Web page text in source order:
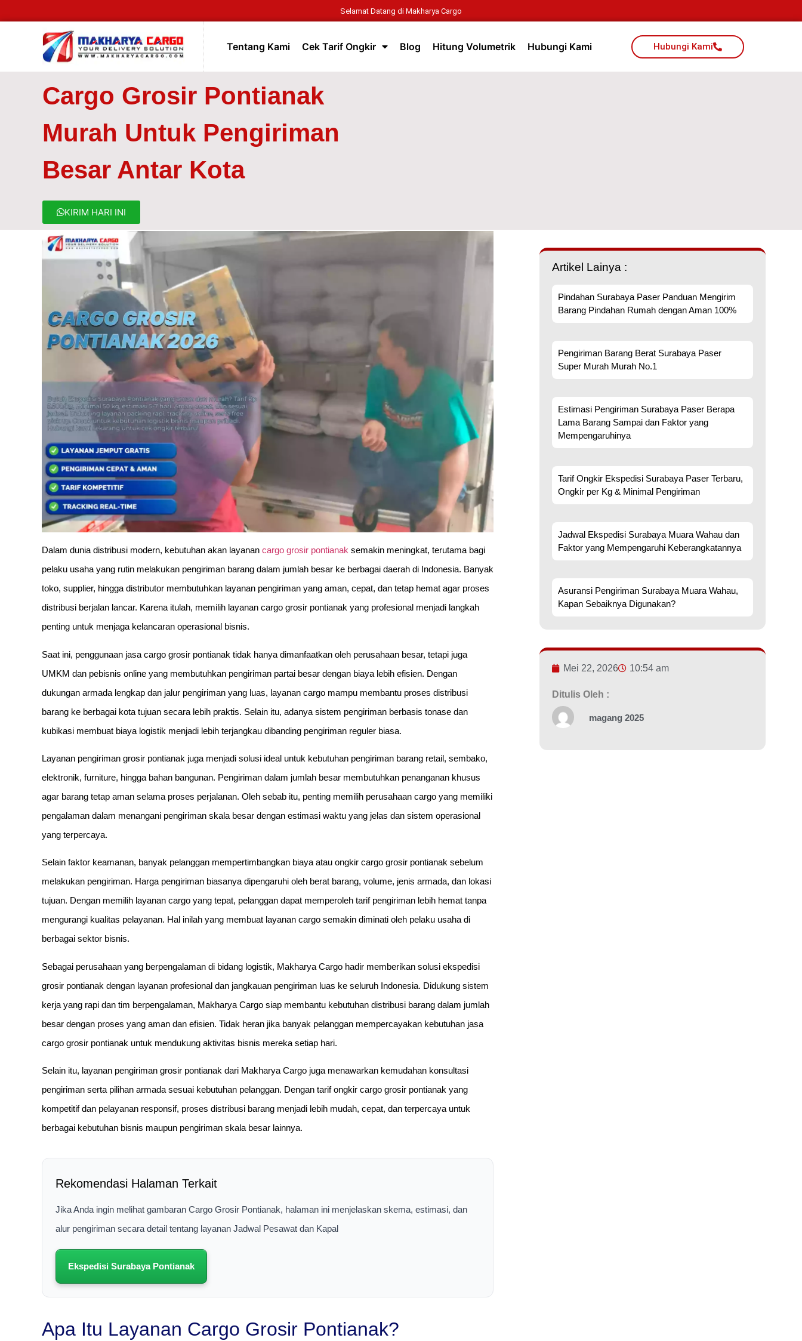
Selamat Datang di Makharya Cargo
Tentang Kami Cek Tarif Ongkir Blog Hitung Volumetrik Hubungi Kami Hubungi Kami
Cargo Grosir Pontianak
Murah Untuk Pengiriman
Besar Antar Kota
KIRIM HARI INI
Dalam dunia distribusi modern, kebutuhan akan layanan cargo grosir pontianak semakin meningkat, terutama bagi
pelaku usaha yang rutin melakukan pengiriman barang dalam jumlah besar ke berbagai daerah di Indonesia. Banyak
toko, supplier, hingga distributor membutuhkan layanan pengiriman yang aman, cepat, dan tetap hemat agar proses
distribusi berjalan lancar. Karena itulah, memilih layanan cargo grosir pontianak yang profesional menjadi langkah
penting untuk menjaga kelancaran operasional bisnis.
Saat ini, penggunaan jasa cargo grosir pontianak tidak hanya dimanfaatkan oleh perusahaan besar, tetapi juga
UMKM dan pebisnis online yang membutuhkan pengiriman partai besar dengan biaya lebih efisien. Dengan
dukungan armada lengkap dan jalur pengiriman yang luas, layanan cargo mampu membantu proses distribusi
barang ke berbagai kota tujuan secara lebih praktis. Selain itu, adanya sistem pengiriman berbasis tonase dan
kubikasi membuat biaya logistik menjadi lebih terjangkau dibanding pengiriman reguler biasa.
Layanan pengiriman grosir pontianak juga menjadi solusi ideal untuk kebutuhan pengiriman barang retail, sembako,
elektronik, furniture, hingga bahan bangunan. Pengiriman dalam jumlah besar membutuhkan penanganan khusus
agar barang tetap aman selama proses perjalanan. Oleh sebab itu, penting memilih perusahaan cargo yang memiliki
pengalaman dalam menangani pengiriman skala besar dengan estimasi waktu yang jelas dan sistem operasional
yang terpercaya.
Selain faktor keamanan, banyak pelanggan mempertimbangkan biaya atau ongkir cargo grosir pontianak sebelum
melakukan pengiriman. Harga pengiriman biasanya dipengaruhi oleh berat barang, volume, jenis armada, dan lokasi
tujuan. Dengan memilih layanan cargo yang tepat, pelanggan dapat memperoleh tarif pengiriman lebih hemat tanpa
mengurangi kualitas pelayanan. Hal inilah yang membuat layanan cargo semakin diminati oleh pelaku usaha di
berbagai sektor bisnis.
Sebagai perusahaan yang berpengalaman di bidang logistik, Makharya Cargo hadir memberikan solusi ekspedisi
grosir pontianak dengan layanan profesional dan jangkauan pengiriman luas ke seluruh Indonesia. Didukung sistem
kerja yang rapi dan tim berpengalaman, Makharya Cargo siap membantu kebutuhan distribusi barang dalam jumlah
besar dengan proses yang aman dan efisien. Tidak heran jika banyak pelanggan mempercayakan kebutuhan jasa
cargo grosir pontianak untuk mendukung aktivitas bisnis mereka setiap hari.
Selain itu, layanan pengiriman grosir pontianak dari Makharya Cargo juga menawarkan kemudahan konsultasi
pengiriman serta pilihan armada sesuai kebutuhan pelanggan. Dengan tarif ongkir cargo grosir pontianak yang
kompetitif dan pelayanan responsif, proses distribusi barang menjadi lebih mudah, cepat, dan terpercaya untuk
berbagai kebutuhan bisnis maupun pengiriman skala besar lainnya.
Rekomendasi Halaman Terkait
Jika Anda ingin melihat gambaran Cargo Grosir Pontianak, halaman ini menjelaskan skema, estimasi, dan
alur pengiriman secara detail tentang layanan Jadwal Pesawat dan Kapal
Ekspedisi Surabaya Pontianak
Apa Itu Layanan Cargo Grosir Pontianak?
Artikel Lainya :
Pindahan Surabaya Paser Panduan Mengirim
Barang Pindahan Rumah dengan Aman 100%
Pengiriman Barang Berat Surabaya Paser
Super Murah Murah No.1
Estimasi Pengiriman Surabaya Paser Berapa
Lama Barang Sampai dan Faktor yang
Mempengaruhinya
Tarif Ongkir Ekspedisi Surabaya Paser Terbaru,
Ongkir per Kg & Minimal Pengiriman
Jadwal Ekspedisi Surabaya Muara Wahau dan
Faktor yang Mempengaruhi Keberangkatannya
Asuransi Pengiriman Surabaya Muara Wahau,
Kapan Sebaiknya Digunakan?
Mei 22, 2026 10:54 am
Ditulis Oleh :
magang 2025